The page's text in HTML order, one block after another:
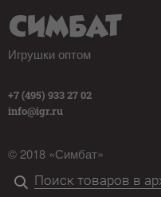
Игрушки оптом
+7 (495) 933 27 02
info@igr.ru
© 2018 «Симбат»